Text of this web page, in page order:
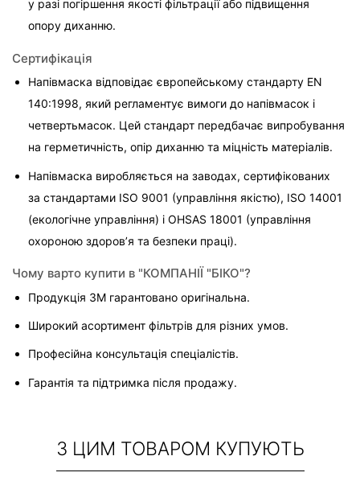
у разі погіршення якості фільтрації або підвищення
опору диханню.
Сертифікація
Напівмаска відповідає європейському стандарту EN
140:1998, який регламентує вимоги до напівмасок і
четвертьмасок. Цей стандарт передбачає випробування
на герметичність, опір диханню та міцність матеріалів.
Напівмаска виробляється на заводах, сертифікованих
за стандартами ISO 9001 (управління якістю), ISO 14001
(екологічне управління) і OHSAS 18001 (управління
охороною здоров’я та безпеки праці).
Чому варто купити в "КОМПАНІЇ "БІКО"?
Продукція 3M гарантовано оригінальна.
Широкий асортимент фільтрів для різних умов.
Професійна консультація спеціалістів.
Гарантія та підтримка після продажу.
З ЦИМ ТОВАРОМ КУПУЮТЬ